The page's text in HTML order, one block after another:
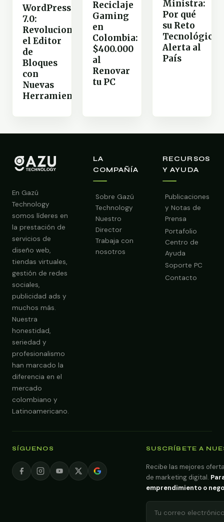
WordPress
7.0:
Revoluciona
el Editor
de
Bloques
con
Nuevas
Herramientas
Reciclaje
Gaming
en
Colombia:
$400.000
al
Renovar
tu PC
Ministra:
Por qué
su Reto
Tecnológico
Alerta al
País
En Gazú
Technology
somos líderes en
la prestación de
servicios de
diseño web,
tiendas virtuales,
gestión de redes
sociales,
publicidad ads y
muchos más.
Nuestra
honestidad,
seriedad y
profesionalismo
han marcado la
diferencia en el
mercado
colombiano y
Latinoamericano.
LA
COMPAÑÍA
Sobre Gazú
Technology
Nuestro
Director
Trabaja con
nosotros
RECURSOS
Y AYUDA
Publicaciones
y Notas de
Prensa
Portafolio
Centro de
Ayuda
Soporte PC
Contacto
SÍGUENOS SUSCRÍBETE A
Recibe las mejores
de marketing digital.
emprendimiento o